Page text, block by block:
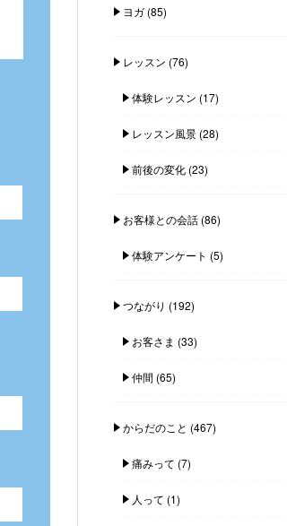
ヨガ(85)
レッスン (76)
体験レッスン (17)
レッスン風景(28)
前後の変化(23)
お客様との会話(86)
体験アンケート (5)
つながり (192)
お客さま (33)
仲間 (65)
からだのこと (467)
痛みって (7)
人って (1)